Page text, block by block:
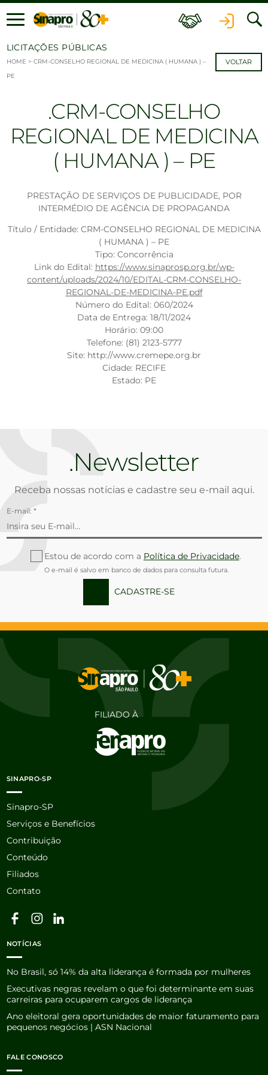
Ir para o conteúdo
LICITAÇÕES PÚBLICAS
HOME > CRM-CONSELHO REGIONAL DE MEDICINA ( HUMANA ) –
PE
VOLTAR
CRM-CONSELHO
REGIONAL DE MEDICINA
( HUMANA ) – PE
PRESTAÇÃO DE SERVIÇOS DE PUBLICIDADE, POR
INTERMÉDIO DE AGÊNCIA DE PROPAGANDA
Título / Entidade: CRM-CONSELHO REGIONAL DE MEDICINA
( HUMANA ) – PE
Tipo: Concorrência
Link do Edital: https://www.sinaprosp.org.br/wp-
content/uploads/2024/10/EDITAL-CRM-CONSELHO-
REGIONAL-DE-MEDICINA-PE.pdf
Número do Edital: 060/2024
Data de Entrega: 18/11/2024
Horário: 09:00
Telefone: (81) 2123-5777
Site: http://www.cremepe.org.br
Cidade: RECIFE
Estado: PE
Newsletter
Receba nossas notícias e cadastre seu e-mail aqui.
E-mail: *
Estou de acordo com a Política de Privacidade.
O e-mail é salvo em banco de dados para consulta futura.
CADASTRE-SE
FILIADO À
SINAPRO-SP
Sinapro-SP
Serviços e Benefícios
Contribuição
Conteúdo
Filiados
Contato
NOTÍCIAS
No Brasil, só 14% da alta liderança é formada por mulheres
Executivas negras revelam o que foi determinante em suas
carreiras para ocuparem cargos de liderança
Ano eleitoral gera oportunidades de maior faturamento para
pequenos negócios | ASN Nacional
FALE CONOSCO